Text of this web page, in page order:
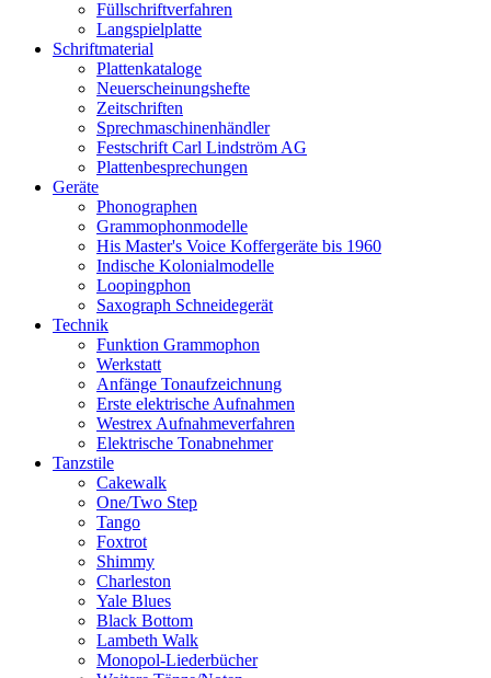
Füllschriftverfahren
Langspielplatte
Schriftmaterial
Plattenkataloge
Neuerscheinungshefte
Zeitschriften
Sprechmaschinenhändler
Festschrift Carl Lindström AG
Plattenbesprechungen
Geräte
Phonographen
Grammophonmodelle
His Master's Voice Koffergeräte bis 1960
Indische Kolonialmodelle
Loopingphon
Saxograph Schneidegerät
Technik
Funktion Grammophon
Werkstatt
Anfänge Tonaufzeichnung
Erste elektrische Aufnahmen
Westrex Aufnahmeverfahren
Elektrische Tonabnehmer
Tanzstile
Cakewalk
One/Two Step
Tango
Foxtrot
Shimmy
Charleston
Yale Blues
Black Bottom
Lambeth Walk
Monopol-Liederbücher